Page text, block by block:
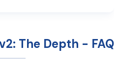
The Depth - FAQ